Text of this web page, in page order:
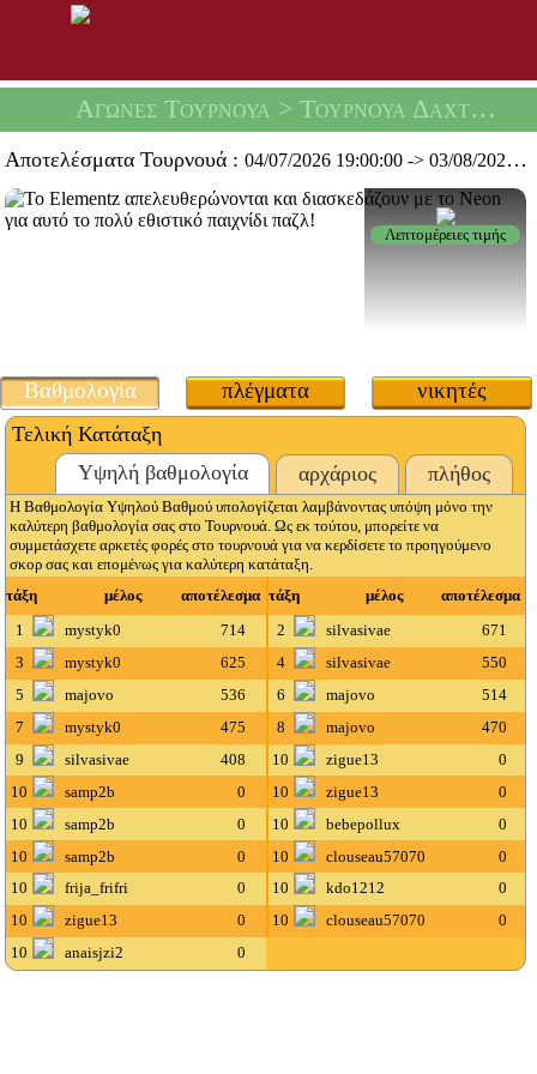
Αγώνες Τουρνουά > Τουρνουά Δαχτυλιδιών Νέον -
Αποτελέσματα Τουρνουά :04/07/2026 19:00:00 ->03/08/2026 19:59:59
Λεπτομέρειες τιμής
Βαθμολογία πλέγματα νικητές
Τελική Κατάταξη
Υψηλή βαθμολογία
αρχάριος πλήθος
Η Βαθμολογία Υψηλού Βαθμού υπολογίζεται λαμβάνοντας υπόψη μόνο την
καλύτερη βαθμολογία σας στο Τουρνουά. Ως εκ τούτου, μπορείτε να
συμμετάσχετε αρκετές φορές στο τουρνουά για να κερδίσετε το προηγούμενο
σκορ σας και επομένως για καλύτερη κατάταξη.
τάξη
μέλος αποτέλεσμα τάξη μέλος
αποτέλεσμα
1
mystyk0 714 2 silvasivae
671
3
mystyk0 625 4 silvasivae
550
5
majovo 536 6 majovo
514
7
mystyk0 475 8 majovo
470
9
silvasivae 408 10 zigue13
0
10
samp2b 0 10 zigue13
0
10
samp2b 0 10 bebepollux
0
10
samp2b 0 10 clouseau57070
0
10
frija_frifri 0 10 kdo1212
0
10
zigue13 0 10 clouseau57070
0
10
anaisjzi2 0